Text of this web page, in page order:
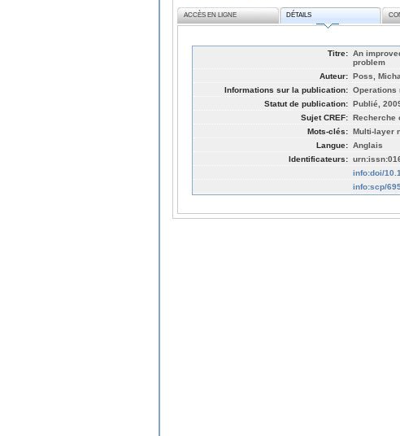
ACCÈS EN LIGNE DÉTAILS
Titre: An
problem
Auteur: Poss,
Informations sur la publication: Operations
Statut de publication: Publié,
Sujet CREF: Recherche
Mots-clés: Multi-layer
Langue: Anglais
Identificateurs:
info:doi/
info:scp/